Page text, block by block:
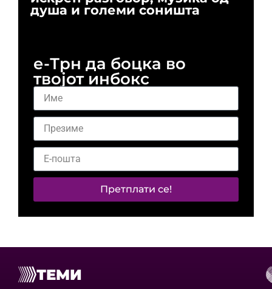
душа и големи соништа
е-Трн да боцка во
твојот инбокс
Претплати се!
ТЕМИ